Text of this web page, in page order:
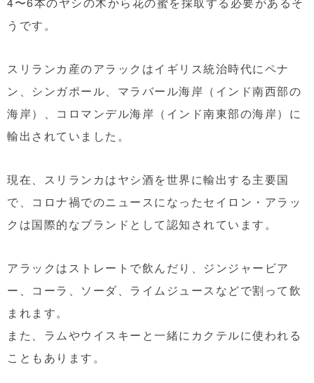
うです。
スリランカ産のアラックはイギリス統治時代にペナ
ン、シンガポール、マラバール海岸（インド南西部の
海岸）、コロマンデル海岸（インド南東部の海岸）に
輸出されていました。
現在、スリランカはヤシ酒を世界に輸出する主要国
で、コロナ禍でのニュースになったセイロン・アラッ
クは国際的なブランドとして認知されています。
アラックはストレートで飲んだり、ジンジャービア
ー、コーラ、ソーダ、ライムジュースなどで割って飲
まれます。
また、ラムやウイスキーと一緒にカクテルに使われる
こともあります。